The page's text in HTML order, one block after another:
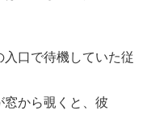
口で待機していた従
から覗くと、彼